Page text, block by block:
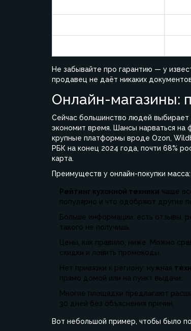
Не забывайте про гарантию — у
продавец не даёт никаких
Онлайн-магазины:
Сейчас большинство людей выбирает
экономит время. Шансы нарваться на
крупные платформы вроде Ozon,
РБК на конец 2024 года, почти 68%
карта.
Преимуществ у онлайн-покупки масса:
Рейтинг кухонной техники чаще
популярно и что одобряют другие
Больше информации: есть отзывы,
такого не получишь.
Цены, как правило, ниже. Можно
скидки и ловить промокоды.
Нет привязки к региону: нужная
прямо домой или на пункт выдачи.
Многие площадки предлагают
30 дней без объяснения причин.
Вот небольшой пример, чтобы было